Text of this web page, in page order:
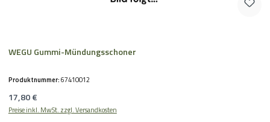
WEGU Gummi-Mündungsschoner
Produktnummer:67410012
Regulärer Preis:
17,80 €
Preise inkl. MwSt. zzgl. Versandkosten